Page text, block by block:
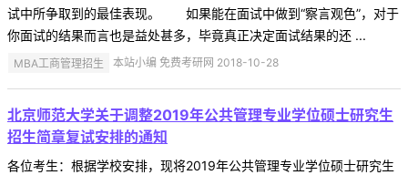
试中所争取到的最佳表现。 如果能在面试中做到“察言观色”，对于
你面试的结果而言也是益处甚多，毕竟真正决定面试结果的还 ...
MBA工商管理招生 本站小编 免费考研网 2018-10-28
北京师范大学关于调整2019年公共管理专业学位硕士研究生
招生简章复试安排的通知
各位考生：根据学校安排，现将2019年公共管理专业学位硕士研究生